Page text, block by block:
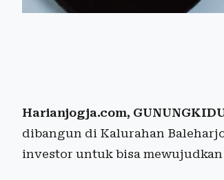
Harianjogja.com,
dibangun di Kalurahan
investor untuk bisa